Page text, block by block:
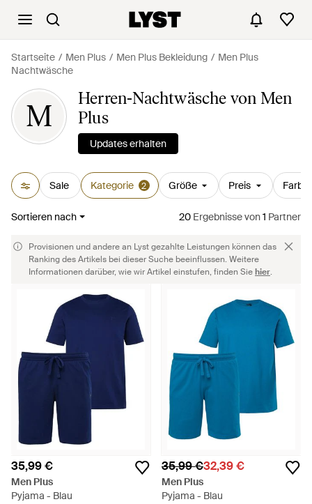
Startseite Men Plus Men Plus Bekleidung
Men Plus
Nachtwäsche
M
Herren-Nachtwäsche von Men
Plus
Updates erhalten
Sale Kategorie 2 Größe Preis Farbe
Sortieren nach 20 Ergebnissevon1 Partner
Provisionen und andere an Lyst gezahlte Leistungen können das
Ranking des Artikels bei dieser Suche beeinflussen. Weitere
Informationen darüber, wie wir Artikel einstufen, finden Siehier.
35,99 €
Men Plus
Pyjama - Blau
35,99 €32,39 €
Men Plus
Pyjama - Blau